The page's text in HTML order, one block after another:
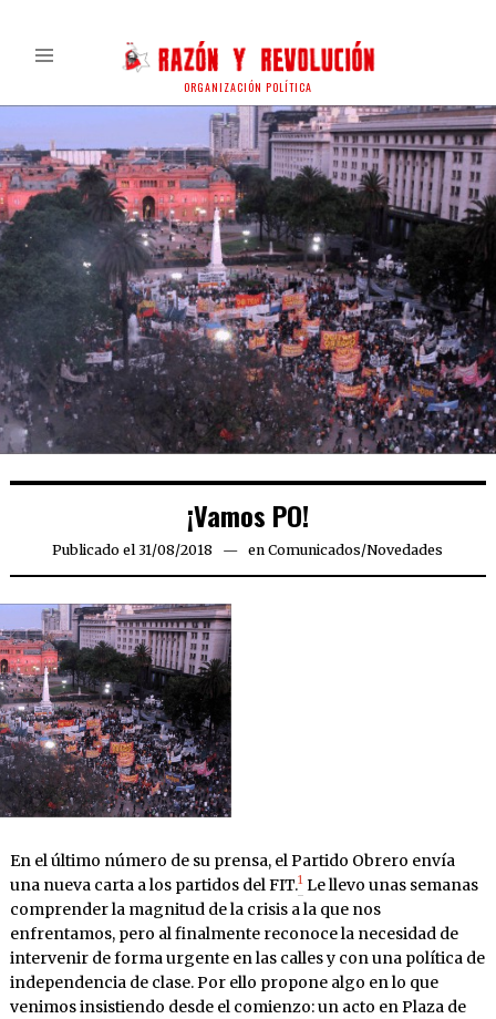
ORGANIZACIÓN POLÍTICA
¡Vamos PO!
Publicado el 31/08/2018 31/08/2018
en Comunicados/Novedades
En el último número de su prensa, el Partido Obrero envía
una nueva carta a los partidos del FIT.1Le llevo unas semanas
comprender la magnitud de la crisis a la que nos
enfrentamos, pero al finalmente reconoce la necesidad de
intervenir de forma urgente en las calles y con una política de
independencia de clase. Por ello propone algo en lo que
venimos insistiendo desde el comienzo: un acto en Plaza de